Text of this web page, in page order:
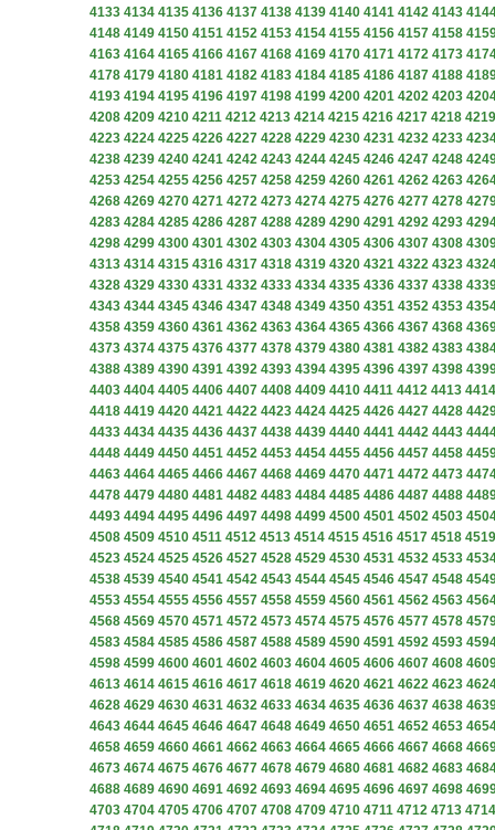
4133 4134 4135 4136 4137 4138 4139 4140 4141 4142 4143
4148 4149 4150 4151 4152 4153 4154 4155 4156 4157 4158
4163 4164 4165 4166 4167 4168 4169 4170 4171 4172 4173
4178 4179 4180 4181 4182 4183 4184 4185 4186 4187 4188
4193 4194 4195 4196 4197 4198 4199 4200 4201 4202 4203
4208 4209 4210 4211 4212 4213 4214 4215 4216 4217 4218 4219
4223 4224 4225 4226 4227 4228 4229 4230 4231 4232 4233
4238 4239 4240 4241 4242 4243 4244 4245 4246 4247 4248
4253 4254 4255 4256 4257 4258 4259 4260 4261 4262 4263
4268 4269 4270 4271 4272 4273 4274 4275 4276 4277 4278
4283 4284 4285 4286 4287 4288 4289 4290 4291 4292 4293
4298 4299 4300 4301 4302 4303 4304 4305 4306 4307 4308
4313 4314 4315 4316 4317 4318 4319 4320 4321 4322 4323
4328 4329 4330 4331 4332 4333 4334 4335 4336 4337 4338
4343 4344 4345 4346 4347 4348 4349 4350 4351 4352 4353
4358 4359 4360 4361 4362 4363 4364 4365 4366 4367 4368
4373 4374 4375 4376 4377 4378 4379 4380 4381 4382 4383
4388 4389 4390 4391 4392 4393 4394 4395 4396 4397 4398
4403 4404 4405 4406 4407 4408 4409 4410 4411 4412 4413 4414
4418 4419 4420 4421 4422 4423 4424 4425 4426 4427 4428
4433 4434 4435 4436 4437 4438 4439 4440 4441 4442 4443
4448 4449 4450 4451 4452 4453 4454 4455 4456 4457 4458
4463 4464 4465 4466 4467 4468 4469 4470 4471 4472 4473
4478 4479 4480 4481 4482 4483 4484 4485 4486 4487 4488
4493 4494 4495 4496 4497 4498 4499 4500 4501 4502 4503
4508 4509 4510 4511 4512 4513 4514 4515 4516 4517 4518 4519
4523 4524 4525 4526 4527 4528 4529 4530 4531 4532 4533
4538 4539 4540 4541 4542 4543 4544 4545 4546 4547 4548
4553 4554 4555 4556 4557 4558 4559 4560 4561 4562 4563
4568 4569 4570 4571 4572 4573 4574 4575 4576 4577 4578
4583 4584 4585 4586 4587 4588 4589 4590 4591 4592 4593
4598 4599 4600 4601 4602 4603 4604 4605 4606 4607 4608
4613 4614 4615 4616 4617 4618 4619 4620 4621 4622 4623
4628 4629 4630 4631 4632 4633 4634 4635 4636 4637 4638
4643 4644 4645 4646 4647 4648 4649 4650 4651 4652 4653
4658 4659 4660 4661 4662 4663 4664 4665 4666 4667 4668
4673 4674 4675 4676 4677 4678 4679 4680 4681 4682 4683
4688 4689 4690 4691 4692 4693 4694 4695 4696 4697 4698
4703 4704 4705 4706 4707 4708 4709 4710 4711 4712 4713 4714